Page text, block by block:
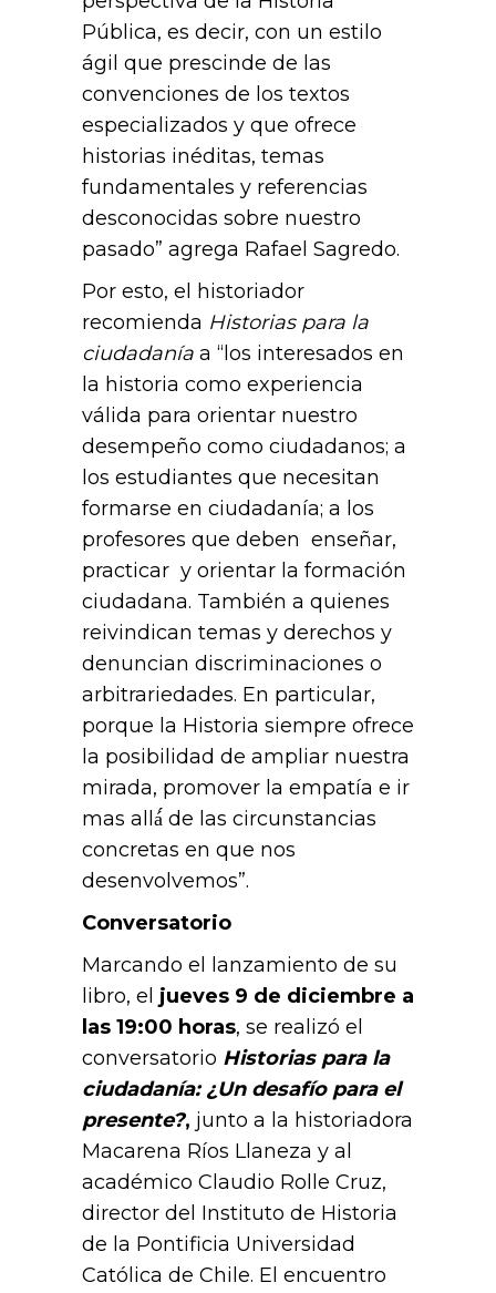
Pública, es decir, con un estilo
ágil que prescinde de las
convenciones de los textos
especializados y que ofrece
historias inéditas, temas
fundamentales y referencias
desconocidas sobre nuestro
pasado” agrega Rafael Sagredo.
Por esto, el historiador
recomienda Historias para la
ciudadanía a “los interesados en
la historia como experiencia
válida para orientar nuestro
desempeño como ciudadanos; a
los estudiantes que necesitan
formarse en ciudadanía; a los
profesores que deben enseñar,
practicar y orientar la formación
ciudadana. También a quienes
reivindican temas y derechos y
denuncian discriminaciones o
arbitrariedades. En particular,
porque la Historia siempre ofrece
la posibilidad de ampliar nuestra
mirada, promover la empatía e ir
mas allá́ de las circunstancias
concretas en que nos
desenvolvemos”.
Conversatorio
Marcando el lanzamiento de su
libro, el jueves 9 de diciembre a
las 19:00 horas, se realizó el
conversatorio Historias para la
ciudadanía: ¿Un desafío para el
presente?, junto a la historiadora
Macarena Ríos Llaneza y al
académico Claudio Rolle Cruz,
director del Instituto de Historia
de la Pontificia Universidad
Católica de Chile. El encuentro